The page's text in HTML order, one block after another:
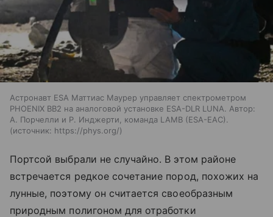
Астронавт ESA Маттиас Маурер управляет спектрометром
PHOENIX BB2 на аналоговой установке ESA-DLR LUNA. Автор:
А. Порчелли и Р. Инджерти, команда LAMB (ESA-EAC).
источник: https://phys.org/
Портсой выбрали не случайно. В этом районе
встречается редкое сочетание пород, похожих на
лунные, поэтому он считается своеобразным
природным полигоном для отработки